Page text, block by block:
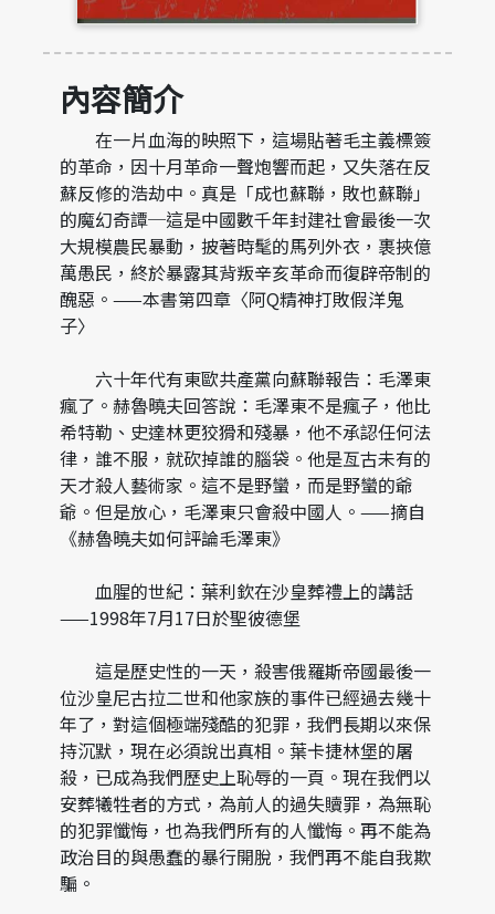
內容簡介
在一片血海的映照下，這場貼著毛主義標簽
的革命，因十月革命一聲炮響而起，又失落在反
蘇反修的浩劫中。真是「成也蘇聯，敗也蘇聯」
的魔幻奇譚─這是中國數千年封建社會最後一次
大規模農民暴動，披著時髦的馬列外衣，裹挾億
萬愚民，終於暴露其背叛辛亥革命而復辟帝制的
醜惡。——本書第四章〈阿Q精神打敗假洋鬼
子〉
六十年代有東歐共產黨向蘇聯報告：毛澤東
瘋了。赫魯曉夫回答說：毛澤東不是瘋子，他比
希特勒、史達林更狡猾和殘暴，他不承認任何法
律，誰不服，就砍掉誰的腦袋。他是亙古未有的
天才殺人藝術家。這不是野蠻，而是野蠻的爺
爺。但是放心，毛澤東只會殺中國人。——摘自
《赫魯曉夫如何評論毛澤東》
血腥的世紀：葉利欽在沙皇葬禮上的講話
——1998年7月17日於聖彼德堡
這是歷史性的一天，殺害俄羅斯帝國最後一
位沙皇尼古拉二世和他家族的事件已經過去幾十
年了，對這個極端殘酷的犯罪，我們長期以來保
持沉默，現在必須說出真相。葉卡捷林堡的屠
殺，已成為我們歷史上恥辱的一頁。現在我們以
安葬犧牲者的方式，為前人的過失贖罪，為無恥
的犯罪懺悔，也為我們所有的人懺悔。再不能為
政治目的與愚蠢的暴行開脫，我們再不能自我欺
騙。